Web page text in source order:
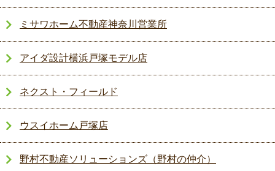
ミサワホーム不動産神奈川営業所
アイダ設計横浜戸塚モデル店
ネクスト・フィールド
ウスイホーム戸塚店
野村不動産ソリューションズ（野村の仲介）